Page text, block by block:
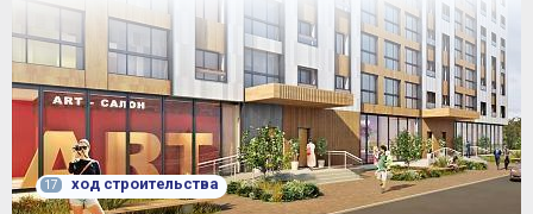
17 ход строительства